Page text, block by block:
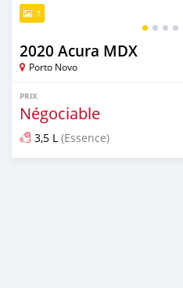
7
2020 Acura MDX
Porto Novo
PRIX
Négociable
3,5 L (Essence)